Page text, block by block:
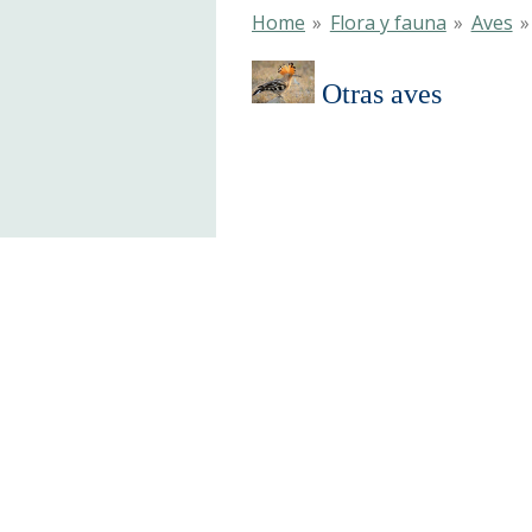
Home » Flora y fauna » Aves »
Otras aves